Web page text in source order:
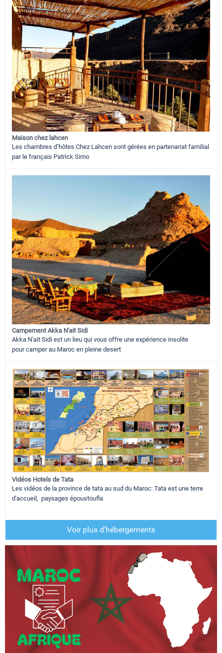
Maison chez lahcen
Les chambres d’hôtes Chez Lahcen sont gérées en partenariat familial
par le français Patrick Simo
Campement Akka N'ait Sidi
Akka N'ait Sidi est un lieu qui vous offre une expérience insolite
pour camper au Maroc en pleine desert
Vidéos Hotels de Tata
Les vidéos de la province de tata au sud du Maroc: Tata est une terre
d'accueil, paysages époustoufla
Voir plus d'hébergements